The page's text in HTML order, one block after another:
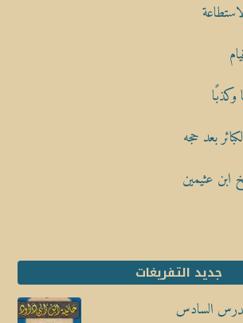
بعد حجه
ابن عثيمين
جديد التفريغات
السادس